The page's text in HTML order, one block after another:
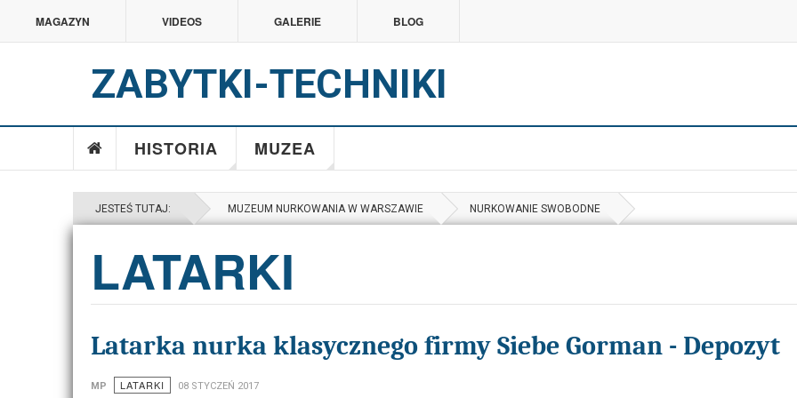
MAGAZYN VIDEOS GALERIE BLOG
ZABYTKI-TECHNIKI
HISTORIA MUZEA
JESTEŚ TUTAJ: MUZEUM NURKOWANIA W WARSZAWIE NURKOWANIE SWOBODNE
LATARKI
Latarka nurka klasycznego firmy Siebe Gorman - Depozyt
MP LATARKI 08 STYCZEŃ 2017